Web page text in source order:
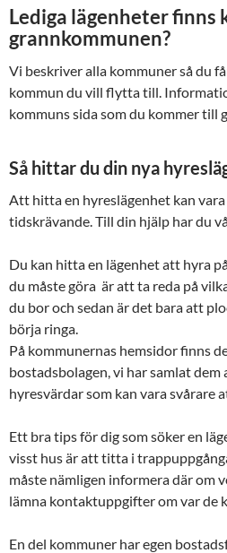
Lediga lägenheter finns
grannkommunen?
Vi beskriver alla kommuner så du
kommun du vill flytta till.
kommuns sida som du kommer till
Så hittar du din nya
Att hitta en hyreslägenhet kan
tidskrävande. Till din hjälp har du
Du kan hitta en lägenhet att hyra
du måste göra är att ta reda på
du bor och sedan är det bara att
börja ringa.
På kommunernas hemsidor finns
bostadsbolagen, vi har samlat dem
hyresvärdar som kan vara svårare
Ett bra tips för dig som söker en
visst hus är att titta i
måste nämligen informera där om
lämna kontaktuppgifter om var de
En del kommuner har egen